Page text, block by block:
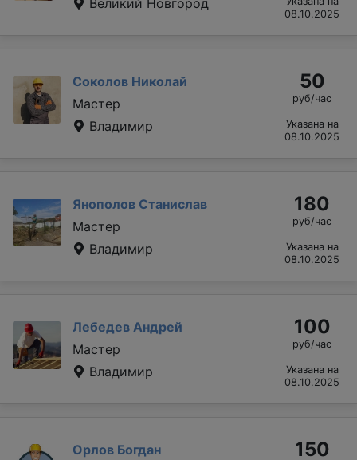
08.10.2025
Соколов Николай
Мастер
Владимир
50
руб/час
Указана на
08.10.2025
Янополов Станислав
Мастер
Владимир
180
руб/час
Указана на
08.10.2025
Лебедев Андрей
Мастер
Владимир
100
руб/час
Указана на
08.10.2025
Орлов Богдан
150